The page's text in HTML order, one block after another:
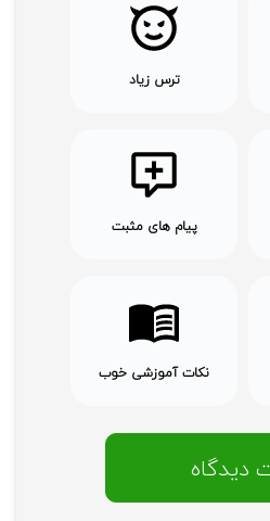
ترس زیاد
پیام های مثبت
نکات آموزشی خوب